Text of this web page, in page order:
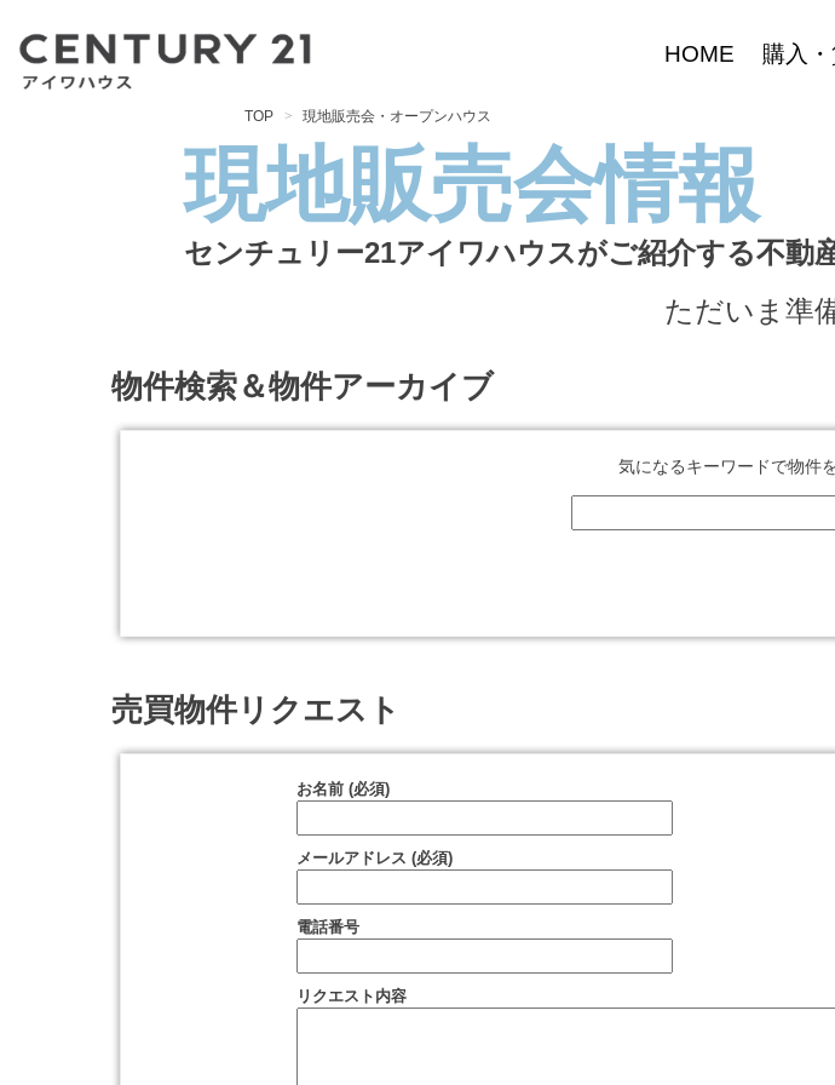
HOME 購入
TOP 現地販売会・オープンハウス
現地販売会情報
センチュリー21アイワハウスがご紹介する不動
ただいま準
物件検索＆物件アーカイブ
気になるキーワードで物件
売買物件リクエスト
お名前 (必須)
メールアドレス (必須)
電話番号
リクエスト内容